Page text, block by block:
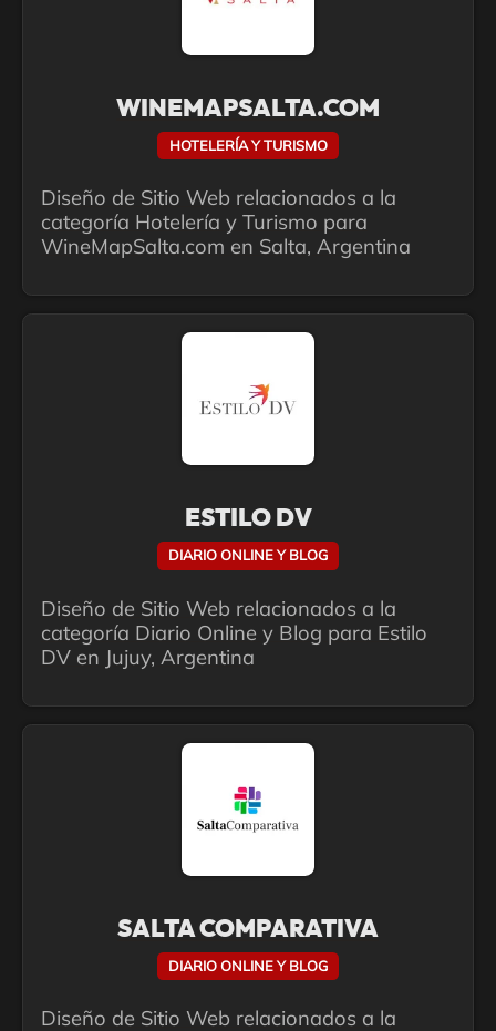
WINEMAPSALTA.COM
HOTELERÍA Y TURISMO
Diseño de Sitio Web relacionados a la
categoría Hotelería y Turismo para
WineMapSalta.com en Salta, Argentina
ESTILO DV
DIARIO ONLINE Y BLOG
Diseño de Sitio Web relacionados a la
categoría Diario Online y Blog para Estilo
DV en Jujuy, Argentina
SALTA COMPARATIVA
DIARIO ONLINE Y BLOG
Diseño de Sitio Web relacionados a la